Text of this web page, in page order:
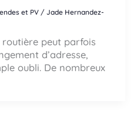
et PV/ Jade Hernandez-
peut parfois
d’adresse,
oubli. De nombreux